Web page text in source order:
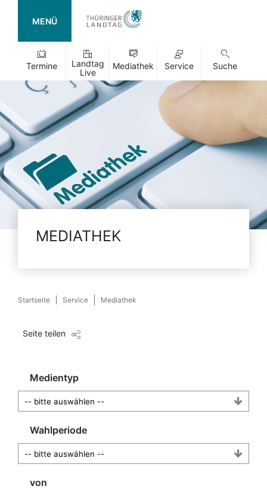
MENÜ
Termine
Landtag
Live
Mediathek Service Suche
MEDIATHEK
Startseite Service Mediathek
Seite teilen
Medientyp
Wahlperiode
von